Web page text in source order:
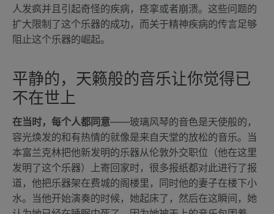
人发疯并且引起奇怪的疾病，痉挛或者崩溃。这些问题的
扩大限制了这个乐器的成功，而关于精神疾病的传言足够
阻止这个乐器的崛起。
平静的，天籁般的音乐让你觉得已
不在世上
在当时，每个人都同意——玻璃风琴的音色是天使般的，
容光焕发的和有热情的就像是来自天堂的放松的音乐。当
本富兰克林把他新发明的乐器从伦敦外交职位（他在这里
发明了这个乐器）上寄回家时，很多报纸都对此进行了报
道，他把乐器架在费城的阁楼里，同时他的妻子在楼下小
水。当他开始演奏的时候，她起床了，然后在这瞬间，她